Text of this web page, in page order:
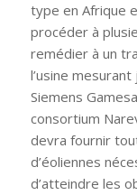
type en Afrique
procéder à
remédier à un
l’usine mesurant
Siemens
consortium
devra fournir
d’éoliennes
d’atteindre les